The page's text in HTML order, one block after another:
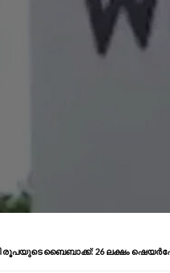
രൂപയുടെ ബൈബാക്ക്: 26 ലക്ഷം